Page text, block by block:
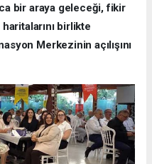
bir araya geleceği, fikir
birlikte
Merkezinin açılışını